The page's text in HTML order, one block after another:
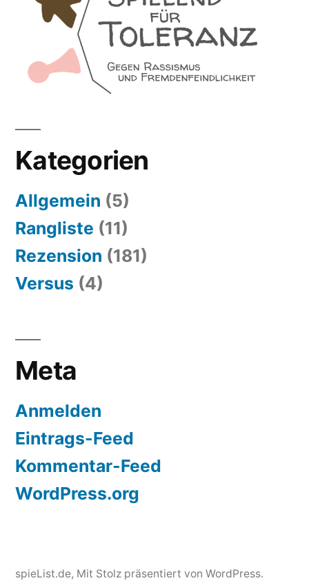
Kategorien
Allgemein (5)
Rangliste (11)
Rezension (181)
Versus (4)
Meta
Anmelden
Eintrags-Feed
Kommentar-Feed
WordPress.org
spieList.de, Mit Stolz präsentiert von WordPress.